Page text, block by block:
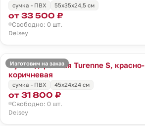
сумка - ПВХ 55x35x24,5 см
от 33 500 ₽
Свободно: 0 шт.
Delsey
Изготовим на заказ
Сумка дорожная Turenne S, красно-
коричневая
сумка - ПВХ 45x24x24 см
от 31 800 ₽
Свободно: 0 шт.
Delsey